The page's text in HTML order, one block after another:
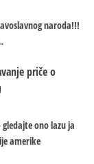
naroda!!!
priče o
ono lazu ja
amerike